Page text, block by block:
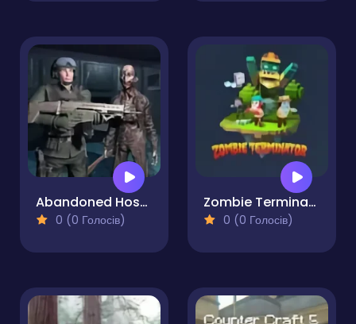
Abandoned Hospital
0 (0 Голосів)
Zombie Terminator
0 (0 Голосів)